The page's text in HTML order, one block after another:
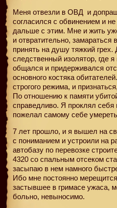
Меня отвезли в ОВД и
согласился с обвинением и
дальше с этим. Мне и жить
и отвратительно,
принять на душу тяжкий
следственный изолятор, где
общался и придерживался
основного костяка
строгого режима, и
По отношению к памяти
справедливо. Я проклял
пожелал самому себе
7 лет прошло, и я вышел на
с пониманием и устроили на
автобазу по перевозке
4320 со спальным отсеком
засыпаю в нем намного
Ибо мне постоянно
застывшее в гримасе ужаса,
больно, невыносимо.